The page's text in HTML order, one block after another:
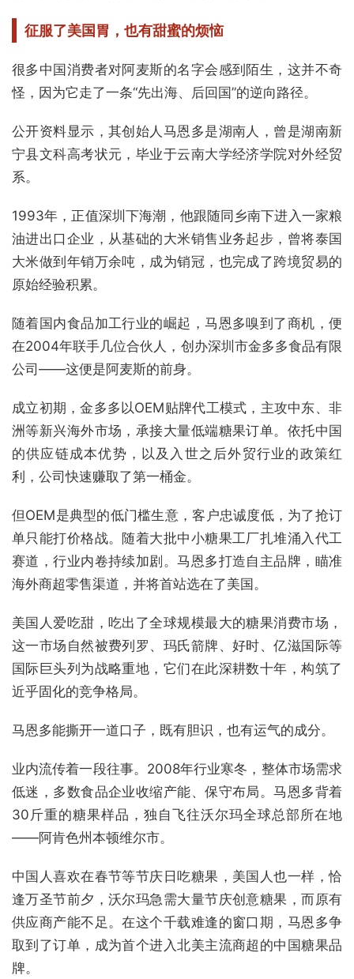
征服了美国胃，也有甜蜜的烦恼
很多中国消费者对阿麦斯的名字会感到陌生，这并不奇
怪，因为它走了一条“先出海、后回国”的逆向路径。
公开资料显示，其创始人马恩多是湖南人，曾是湖南新
宁县文科高考状元，毕业于云南大学经济学院对外经贸
系。
1993年，正值深圳下海潮，他跟随同乡南下进入一家粮
油进出口企业，从基础的大米销售业务起步，曾将泰国
大米做到年销万余吨，成为销冠，也完成了跨境贸易的
原始经验积累。
随着国内食品加工行业的崛起，马恩多嗅到了商机，便
在2004年联手几位合伙人，创办深圳市金多多食品有限
公司——这便是阿麦斯的前身。
成立初期，金多多以OEM贴牌代工模式，主攻中东、非
洲等新兴海外市场，承接大量低端糖果订单。依托中国
的供应链成本优势，以及入世之后外贸行业的政策红
利，公司快速赚取了第一桶金。
但OEM是典型的低门槛生意，客户忠诚度低，为了抢订
单只能打价格战。随着大批中小糖果工厂扎堆涌入代工
赛道，行业内卷持续加剧。马恩多打造自主品牌，瞄准
海外商超零售渠道，并将首站选在了美国。
美国人爱吃甜，吃出了全球规模最大的糖果消费市场，
这一市场自然被费列罗、玛氏箭牌、好时、亿滋国际等
国际巨头列为战略重地，它们在此深耕数十年，构筑了
近乎固化的竞争格局。
马恩多能撕开一道口子，既有胆识，也有运气的成分。
业内流传着一段往事。2008年行业寒冬，整体市场需求
低迷，多数食品企业收缩产能、保守布局。马恩多背着
30斤重的糖果样品，独自飞往沃尔玛全球总部所在地
——阿肯色州本顿维尔市。
中国人喜欢在春节等节庆日吃糖果，美国人也一样，恰
逢万圣节前夕，沃尔玛急需大量节庆创意糖果，而原有
供应商产能不足。在这个千载难逢的窗口期，马恩多争
取到了订单，成为首个进入北美主流商超的中国糖果品
牌。